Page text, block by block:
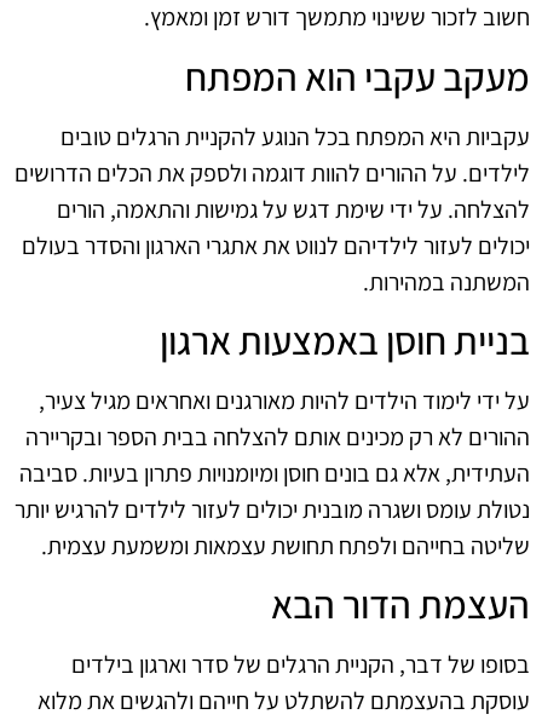
חשוב לזכור ששינוי מתמשך דורש זמן ומאמץ.
מעקב עקבי הוא המפתח
עקביות היא המפתח בכל הנוגע להקניית הרגלים טובים
לילדים. על ההורים להוות דוגמה ולספק את הכלים הדרושים
להצלחה. על ידי שימת דגש על גמישות והתאמה, הורים
יכולים לעזור לילדיהם לנווט את אתגרי הארגון והסדר בעולם
המשתנה במהירות.
בניית חוסן באמצעות ארגון
על ידי לימוד הילדים להיות מאורגנים ואחראים מגיל צעיר,
ההורים לא רק מכינים אותם להצלחה בבית הספר ובקריירה
העתידית, אלא גם בונים חוסן ומיומנויות פתרון בעיות. סביבה
נטולת עומס ושגרה מובנית יכולים לעזור לילדים להרגיש יותר
שליטה בחייהם ולפתח תחושת עצמאות ומשמעת עצמית.
העצמת הדור הבא
בסופו של דבר, הקניית הרגלים של סדר וארגון בילדים
עוסקת בהעצמתם להשתלט על חייהם ולהגשים את מלוא